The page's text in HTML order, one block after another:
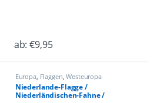
ab:€9,95
Dieses Produkt weist mehrere
Europa, Flaggen,Westeuropa
Niederlande-Flagge /
Niederländischen-Fahne /